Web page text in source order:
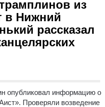
из
в Нижний
рассказал
опубликовал информацию о
Проверяли возведение